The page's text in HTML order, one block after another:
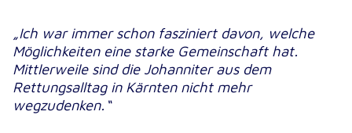
„Ich war immer schon fasziniert davon, welche
Möglichkeiten eine starke Gemeinschaft hat.
Mittlerweile sind die Johanniter aus dem
Rettungsalltag in Kärnten nicht mehr
wegzudenken.“
Anbieter:
Google LLC